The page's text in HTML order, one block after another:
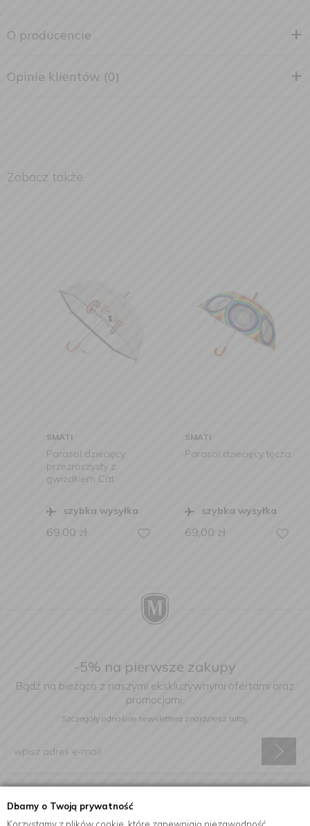
Dbamy o Twoją prywatność
O producencie
Opinie klientów (0)
Zobacz także
SMATI
Parasol dziecięcy
przezroczysty z
gwizdkiem Cat
szybka wysyłka
69,00zł
SMATI
Parasol dziecięcy tęcza
szybka wysyłka
69,00zł
-5% na pierwsze zakupy
Bądź na bieżąco z naszymi ekskluzywnymi ofertami oraz
promocjami.
Szczegóły odnośnie newslettera znajdziesz tutaj.
elektroniczną na podany adres e-mail.